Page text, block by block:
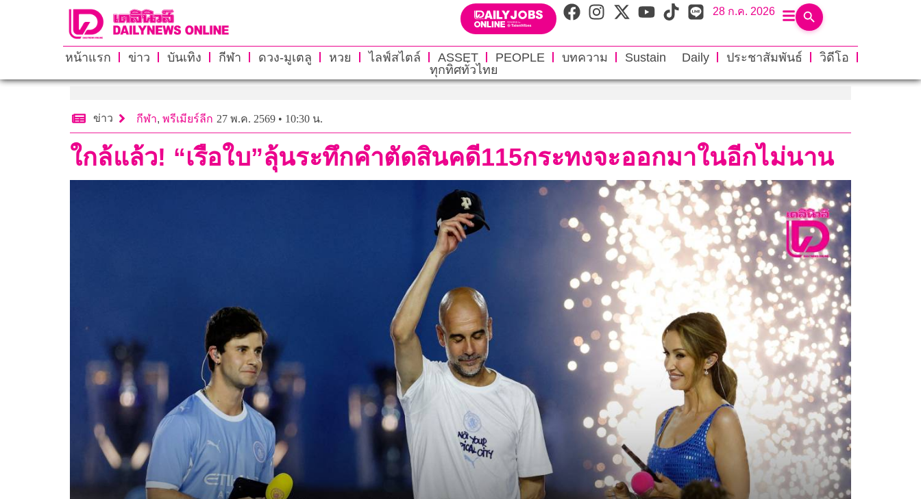
28 ก.ค. 2026
หน้าแรก ข่าว บันเทิง กีฬา ดวง-มูเตลู หวย ไลฟ์สไตล์ ASSET PEOPLE บทความ Sustain Daily ประชาสัมพันธ์
วิดีโอ
ทุกทิศทั่วไทย
ข่าว กีฬา, พรีเมียร์ลีก 27 พ.ค. 2569 • 10:30 น.
ใกล้แล้ว! “เรือใบ”ลุ้นระทึกคำตัดสินคดี115กระทงจะออกมาในอีกไม่นาน